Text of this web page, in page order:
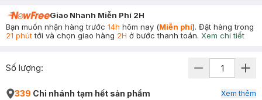
Giao Nhanh Miễn Phí 2H
Bạn muốn nhận hàng trước 14h hôm nay (Miễn phí). Đặt hàng trong
21 phúttới và chọn giao hàng 2H ở bước thanh toán. Xem chi tiết
Số lượng:
339 Chi nhánh tạm hết sản phẩm Xem thêm